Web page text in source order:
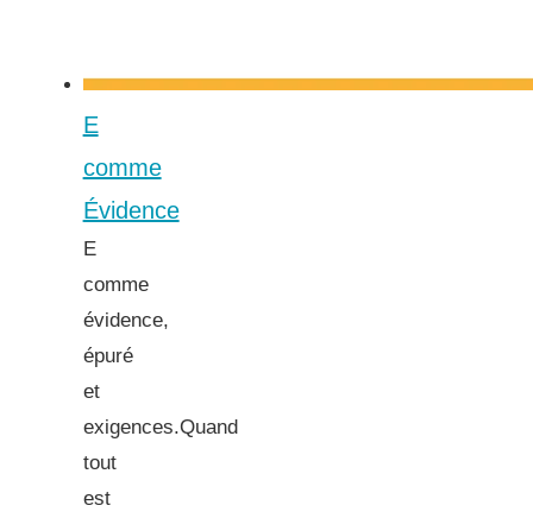
E
comme
Évidence
E
comme
évidence,
épuré
et
exigences.Quand
tout
est